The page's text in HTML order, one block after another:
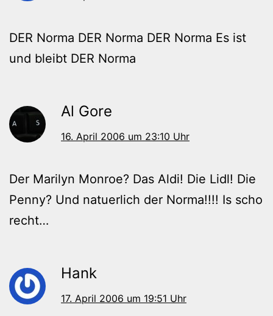
DER Norma DER Norma DER Norma Es ist
und bleibt DER Norma
Al Gore
16. April 2006 um 23:10 Uhr
Der Marilyn Monroe? Das Aldi! Die Lidl! Die
Penny? Und natuerlich der Norma!!!! Is scho
recht…
Hank
17. April 2006 um 19:51 Uhr